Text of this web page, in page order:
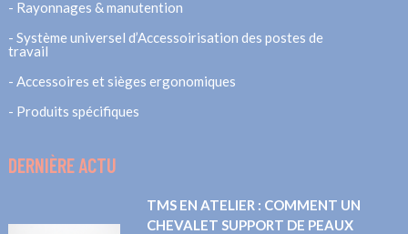
Rayonnages & manutention
Système universel d’Accessoirisation des postes de
travail
Accessoires et sièges ergonomiques
Produits spécifiques
DERNIÈRE ACTU
TMS EN ATELIER : COMMENT UN
CHEVALET SUPPORT DE PEAUX